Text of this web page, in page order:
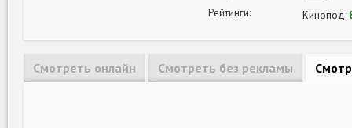
Рейтинги: Кинопод:
Смотреть онлайн Смотреть без рекламы